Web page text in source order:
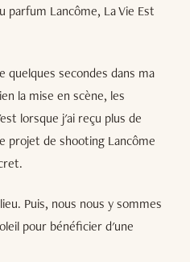
parfum Lancôme, La Vie Est
quelques secondes dans ma
la mise en scène, les
lorsque j'ai reçu plus de
projet de shooting Lancôme
Puis, nous nous y sommes
pour bénéficier d'une